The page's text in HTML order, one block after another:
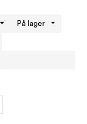
På lager